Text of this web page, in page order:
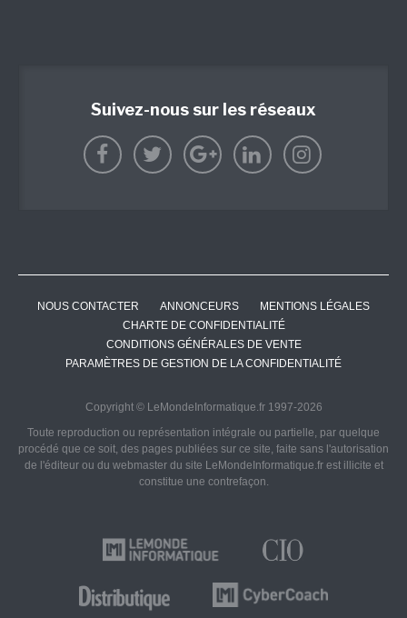
Suivez-nous sur les réseaux
NOUS CONTACTER ANNONCEURS
MENTIONS LÉGALES
CHARTE DE CONFIDENTIALITÉ
CONDITIONS GÉNÉRALES DE VENTE
PARAMÈTRES DE GESTION DE LA CONFIDENTIALITÉ
Copyright © LeMondeInformatique.fr 1997-2026
Toute reproduction ou représentation intégrale ou partielle, par quelque
procédé que ce soit, des pages publiées sur ce site, faite sans l'autorisation
de l'éditeur ou du webmaster du site LeMondeInformatique.fr est illicite et
constitue une contrefaçon.